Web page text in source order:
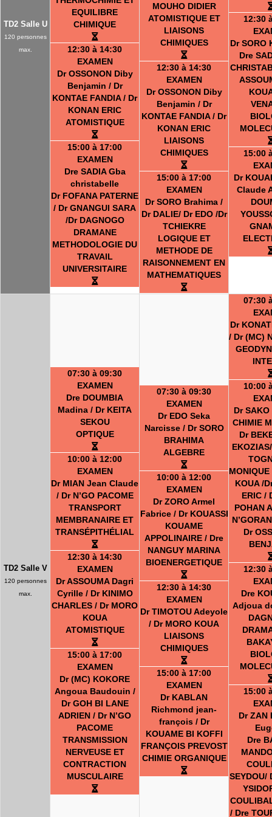
TD2 Salle U
120 personnes
max.
EQUILIBRE
CHIMIQUE
12:30 à 14:30
EXAMEN
Dr OSSONON Diby
Benjamin / Dr
KONTAE FANDIA / Dr
KONAN ERIC
ATOMISTIQUE
15:00 à 17:00
EXAMEN
Dre SADIA Gba
christabelle
Dr FOFANA PATERNE
/ Dr GNANGUI SARA
/Dr DAGNOGO
DRAMANE
METHODOLOGIE DU
TRAVAIL
UNIVERSITAIRE
MOUHO DIDIER
ATOMISTIQUE ET
LIAISONS
CHIMIQUES
12:30 à 14:30
EXAMEN
Dr OSSONON Diby
Benjamin / Dr
KONTAE FANDIA / Dr
KONAN ERIC
LIAISONS
CHIMIQUES
15:00 à 17:00
EXAMEN
Dr SORO Brahima /
Dr DALIE/ Dr EDO /Dr
TCHIEKRE
LOGIQUE ET
METHODE DE
RAISONNEMENT EN
MATHEMATIQUES
12:30
Dr SORO
Dre
15:00
Dr
Claude
TD2 Salle V
120 personnes
max.
07:30 à 09:30
EXAMEN
Dre DOUMBIA
Madina / Dr KEITA
SEKOU
OPTIQUE
10:00 à 12:00
EXAMEN
Dr MIAN Jean Claude
/ Dr N’GO PACOME
TRANSPORT
MEMBRANAIRE ET
TRANSÉPITHÉLIAL
12:30 à 14:30
EXAMEN
Dr ASSOUMA Dagri
Cyrille / Dr KINIMO
CHARLES / Dr MORO
KOUA
ATOMISTIQUE
15:00 à 17:00
EXAMEN
Dr (MC) KOKORE
Angoua Baudouin /
Dr GOH BI LANE
ADRIEN / Dr N’GO
PACOME
TRANSMISSION
NERVEUSE ET
CONTRACTION
MUSCULAIRE
07:30 à 09:30
EXAMEN
Dr EDO Seka
Narcisse / Dr SORO
BRAHIMA
ALGEBRE
10:00 à 12:00
EXAMEN
Dr ZORO Armel
Fabrice / Dr KOUASSI
KOUAME
APPOLINAIRE / Dre
NANGUY MARINA
BIOENERGETIQUE
12:30 à 14:30
EXAMEN
Dr TIMOTOU Adeyole
/ Dr MORO KOUA
LIAISONS
CHIMIQUES
15:00 à 17:00
EXAMEN
Dr KABLAN
Richmond jean-
françois / Dr
KOUAME BI KOFFI
FRANÇOIS PREVOST
CHIMIE ORGANIQUE
07:30
Dr
/ Dr (MC)
10:00
Dr
CHIMIE
Dr
KOUA /
ERIC /
POHAN
Dr
12:30
Dre
Adjoua
15:00
Dr ZAN
Dre
SEYDOU/
/ Dre